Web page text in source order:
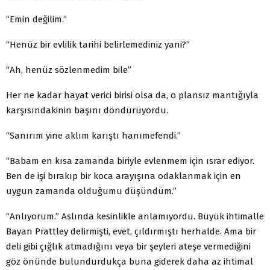
“Emin değilim.”
“Henüz bir evlilik tarihi belirlemediniz yani?”
“Ah, henüz sözlenmedim bile”
Her ne kadar hayat verici birisi olsa da, o plansız mantığıyla
karşısındakinin başını döndürüyordu.
“Sanırım yine aklım karıştı hanımefendi.”
“Babam en kısa zamanda biriyle evlenmem için ısrar ediyor.
Ben de işi bırakıp bir koca arayışına odaklanmak için en
uygun zamanda olduğumu düşündüm.”
“Anlıyorum.” Aslında kesinlikle anlamıyordu. Büyük ihtimalle
Bayan Prattley delirmişti, evet, çıldırmıştı herhalde. Ama bir
deli gibi çığlık atmadığını veya bir şeyleri ateşe vermediğini
göz önünde bulundurdukça buna giderek daha az ihtimal